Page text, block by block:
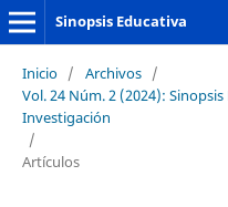
Sinopsis Educativa
Inicio / Archivos /
Vol. 24 Núm. 2 (2024):
Investigación
/
Artículos